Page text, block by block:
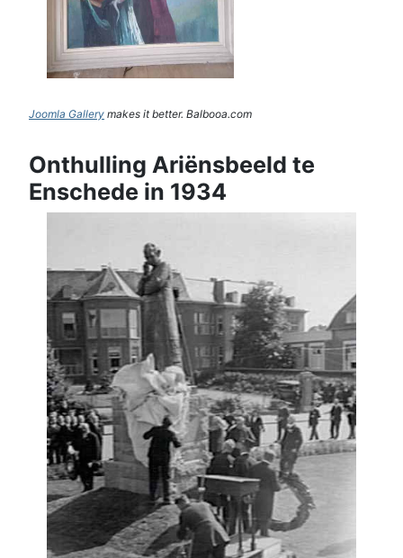
Joomla Gallery makes it better. Balbooa.com
Onthulling Ariënsbeeld te
Enschede in 1934